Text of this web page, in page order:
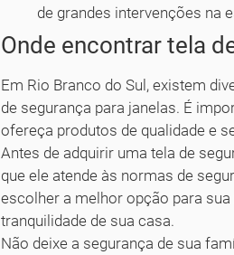
de grandes intervenções na
Onde encontrar tela
Em Rio Branco do Sul, existem
de segurança para janelas. É
ofereça produtos de qualidade e
Antes de adquirir uma tela de
que ele atende às normas de
escolher a melhor opção para
tranquilidade de sua casa.
Não deixe a segurança de sua